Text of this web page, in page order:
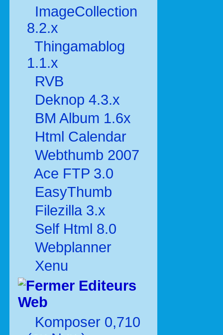
ImageCollection
8.2.x
Thingamablog
1.1.x
RVB
Deknop 4.3.x
BM Album 1.6x
Html Calendar
Webthumb 2007
Ace FTP 3.0
EasyThumb
Filezilla 3.x
Self Html 8.0
Webplanner
Xenu
Editeurs
Web
Komposer 0,710